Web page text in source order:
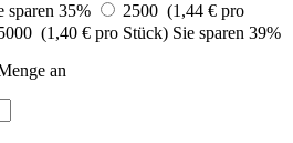
sparen 35%
2500 (1,44 € pro
(1,40 € pro Stück) Sie sparen 39%
an